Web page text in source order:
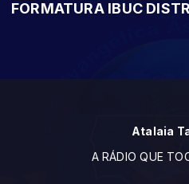
FORMATURA IBUC
Atalaia
A RÁDIO QUE